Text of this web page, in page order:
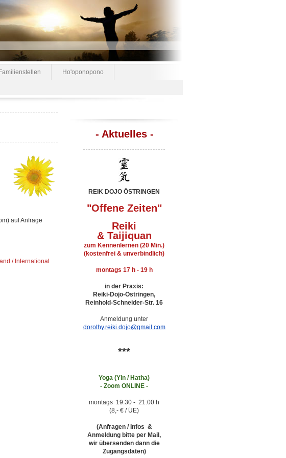
Familienstellen Ho'oponopono
auf Anfrage
/ International
- Aktuelles -
REIK DOJO ÖSTRINGEN
"Offene Zeiten"
Reiki
& Taijiquan
zum Kennenlernen (20 Min.)
(kostenfrei & unverbindlich)
montags 17 h - 19 h
in der Praxis:
Reiki-Dojo-Östringen,
Reinhold-Schneider-Str. 16
Anmeldung unter
dorothy.reiki.dojo@gmail.com
***
Yoga (Yin / Hatha)
- Zoom ONLINE -
montags 19.30 - 21.00 h
(8,- € / ÜE)
(Anfragen / Infos &
Anmeldung bitte per Mail,
wir übersenden dann die
Zugangsdaten)